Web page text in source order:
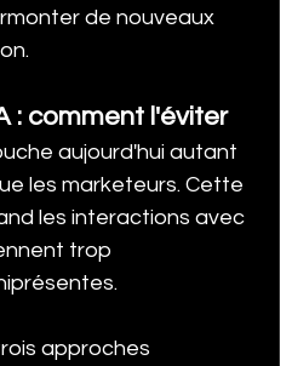
de nouveaux
: comment l'éviter
aujourd'hui autant
les marketeurs. Cette
les interactions avec
trop
approches